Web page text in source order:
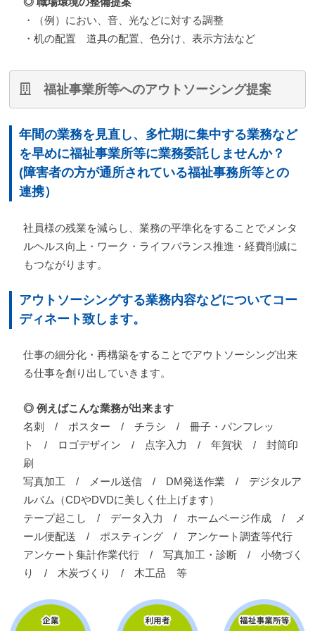
・（例）におい、音、光などに対する調整
・机の配置 道具の配置、色分け、表示方法など
福祉事業所等へのアウトソーシング提案
年間の業務を見直し、多忙期に集中する業務など
を早めに福祉事業所等に業務委託しませんか？
(障害者の方が通所されている福祉事務所等との
連携）
社員様の残業を減らし、業務の平準化をすることでメンタ
ルヘルス向上・ワーク・ライフバランス推進・経費削減に
もつながります。
アウトソーシングする業務内容などについてコー
ディネート致します。
仕事の細分化・再構築をすることでアウトソーシング出来
る仕事を創り出していきます。
◎ 例えばこんな業務が出来ます
名刺 / ポスター / チラシ / 冊子・パンフレッ
ト / ロゴデザイン / 点字入力 / 年賀状 / 封筒印
刷
写真加工 / メール送信 / DM発送作業 / デジタルア
ルバム（CDやDVDに美しく仕上げます）
テープ起こし / データ入力 / ホームページ作成 / メ
ール便配送 / ポスティング / アンケート調査等代行
アンケート集計作業代行 / 写真加工・診断 / 小物づく
り / 木炭づくり / 木工品 等